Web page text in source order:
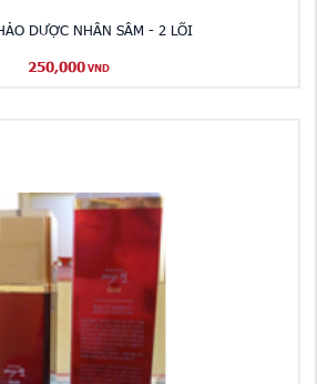
DƯỢC NHÂN SÂM - 2 LÕI
250,000 VND